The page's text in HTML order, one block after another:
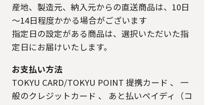
産地、製造元、納入元からの直送商品は、10日
～14日程度かかる場合がございます
指定日の設定がある商品は、選択いただいた指
定日にお届けいたします。
お支払い方法
TOKYU CARD/TOKYU POINT 提携カード 、 一
般のクレジットカード 、 あと払いペイディ（コ